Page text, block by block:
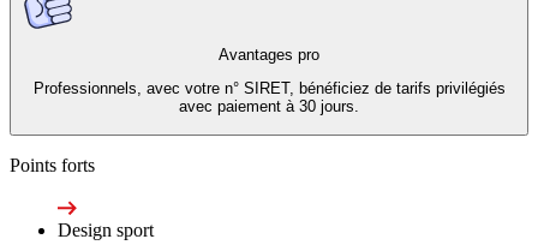
Avantages pro
Professionnels, avec votre n° SIRET, bénéficiez de tarifs privilégiés
avec paiement à 30 jours.
Points forts
Design sport